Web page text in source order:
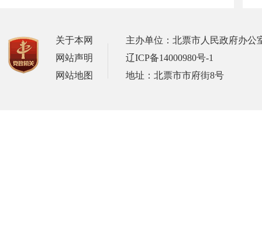
关于本网
网站声明
网站地图
主办单位：北票市人民政府办公
辽ICP备14000980号-1
地址：北票市市府街8号